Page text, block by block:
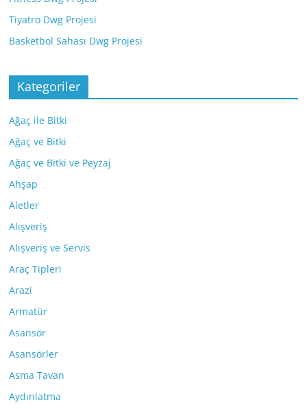
Tiyatro Dwg Projesi
Basketbol Sahası Dwg Projesi
Kategoriler
Ağaç ile Bitki
Ağaç ve Bitki
Ağaç ve Bitki ve Peyzaj
Ahşap
Aletler
Alışveriş
Alışveriş ve Servis
Araç Tipleri
Arazi
Armatür
Asansör
Asansörler
Asma Tavan
Aydınlatma